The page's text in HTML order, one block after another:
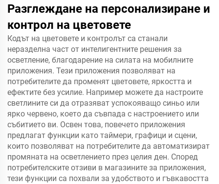
Разглеждане на персонализиране и
контрол на цветовете
Кодът на цветовете и контролът са станали
неразделна част от интелигентните решения за
осветление, благодарение на силата на мобилните
приложения. Тези приложения позволяват на
потребителите да променят цветовете, яркостта и
ефектите без усилие. Например можете да настроите
светлините си да отразяват успокояващо синьо или
ярко червено, което да съвпада с настроението или
събитието ви. Освен това, повечето приложения
предлагат функции като таймери, графици и сцени,
които позволяват на потребителите да автоматизират
промяната на осветлението през целия ден. Според
потребителските отзиви в магазините за приложения,
тези функции са похвали за удобството и гъвкавостта